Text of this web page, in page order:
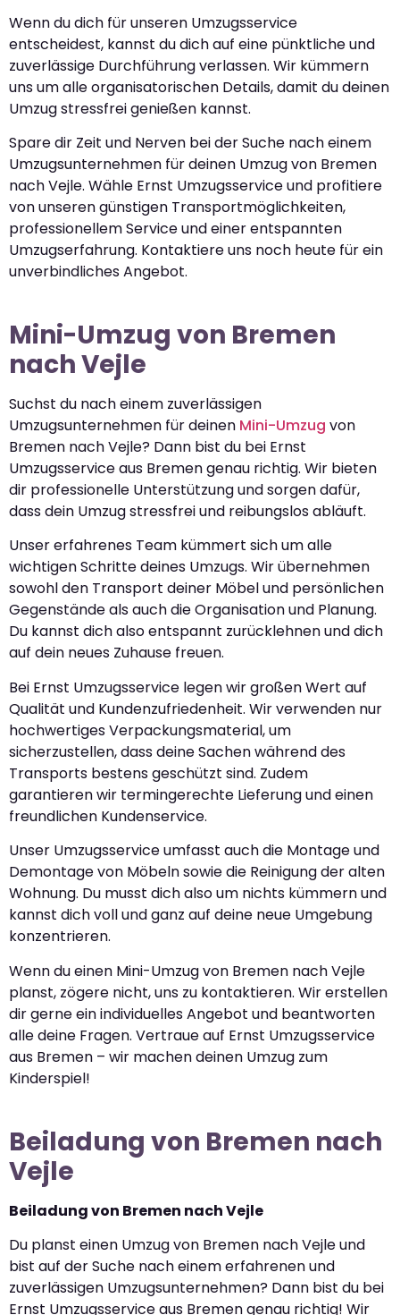
Wenn du dich für unseren Umzugsservice
entscheidest, kannst du dich auf eine pünktliche und
zuverlässige Durchführung verlassen. Wir kümmern
uns um alle organisatorischen Details, damit du deinen
Umzug stressfrei genießen kannst.
Spare dir Zeit und Nerven bei der Suche nach einem
Umzugsunternehmen für deinen Umzug von Bremen
nach Vejle. Wähle Ernst Umzugsservice und profitiere
von unseren günstigen Transportmöglichkeiten,
professionellem Service und einer entspannten
Umzugserfahrung. Kontaktiere uns noch heute für ein
unverbindliches Angebot.
Mini-Umzug von Bremen
nach Vejle
Suchst du nach einem zuverlässigen
Umzugsunternehmen für deinen Mini-Umzug von
Bremen nach Vejle? Dann bist du bei Ernst
Umzugsservice aus Bremen genau richtig. Wir bieten
dir professionelle Unterstützung und sorgen dafür,
dass dein Umzug stressfrei und reibungslos abläuft.
Unser erfahrenes Team kümmert sich um alle
wichtigen Schritte deines Umzugs. Wir übernehmen
sowohl den Transport deiner Möbel und persönlichen
Gegenstände als auch die Organisation und Planung.
Du kannst dich also entspannt zurücklehnen und dich
auf dein neues Zuhause freuen.
Bei Ernst Umzugsservice legen wir großen Wert auf
Qualität und Kundenzufriedenheit. Wir verwenden nur
hochwertiges Verpackungsmaterial, um
sicherzustellen, dass deine Sachen während des
Transports bestens geschützt sind. Zudem
garantieren wir termingerechte Lieferung und einen
freundlichen Kundenservice.
Unser Umzugsservice umfasst auch die Montage und
Demontage von Möbeln sowie die Reinigung der alten
Wohnung. Du musst dich also um nichts kümmern und
kannst dich voll und ganz auf deine neue Umgebung
konzentrieren.
Wenn du einen Mini-Umzug von Bremen nach Vejle
planst, zögere nicht, uns zu kontaktieren. Wir erstellen
dir gerne ein individuelles Angebot und beantworten
alle deine Fragen. Vertraue auf Ernst Umzugsservice
aus Bremen – wir machen deinen Umzug zum
Kinderspiel!
Beiladung von Bremen nach
Vejle
Beiladung von Bremen nach Vejle
Du planst einen Umzug von Bremen nach Vejle und
bist auf der Suche nach einem erfahrenen und
zuverlässigen Umzugsunternehmen? Dann bist du bei
Ernst Umzugsservice aus Bremen genau richtig! Wir